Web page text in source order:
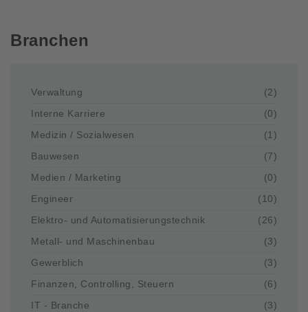
Branchen
Verwaltung
(2)
Interne Karriere
(0)
Medizin / Sozialwesen
(1)
Bauwesen
(7)
Medien / Marketing
(0)
Engineer
(10)
Elektro- und Automatisierungstechnik
(26)
Metall- und Maschinenbau
(3)
Gewerblich
(3)
Finanzen, Controlling, Steuern
(6)
IT - Branche
(3)